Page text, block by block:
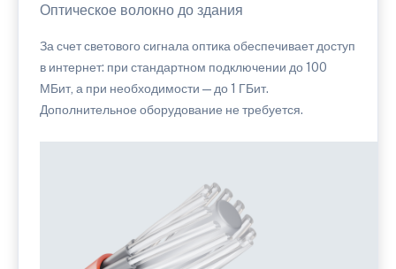
Оптическое волокно до здания
За счет светового сигнала оптика обеспечивает доступ
в интернет: при стандартном подключении до 100
МБит, а при необходимости — до 1 ГБит.
Дополнительное оборудование не требуется.